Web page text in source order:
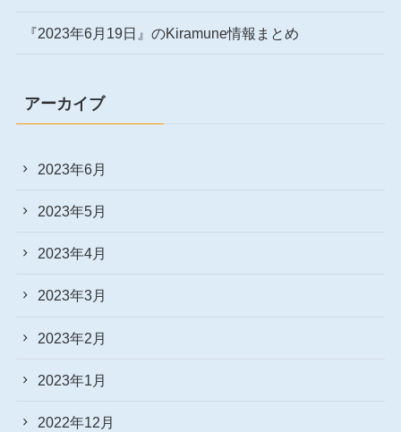
『2023年6月19日』のKiramune情報まとめ
アーカイブ
2023年6月
2023年5月
2023年4月
2023年3月
2023年2月
2023年1月
2022年12月